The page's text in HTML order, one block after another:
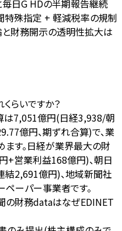
日G HDの半期報告継続
特殊指定 + 軽減税率の規制
と財務開示の透明性拡大は
らいですか？
は7,051億円(日経3,938/朝
億円、期ずれ合算)で、業
す。日経が業界最大の財
+営業利益168億円)、朝日
2,691億円)、地域新聞社
ーパー事業者です。
の財務dataはなぜEDINET